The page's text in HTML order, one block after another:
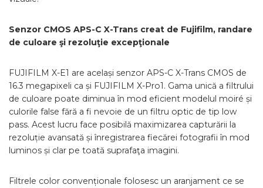
Senzor CMOS APS-C X-Trans creat de Fujifilm, randare
de culoare şi rezoluţie excepţionale
FUJIFILM X-E1 are același senzor APS-C X-Trans CMOS de
16.3 megapixeli ca și FUJIFILM X-Pro1. Gama unică a filtrului
de culoare poate diminua în mod eficient modelul moiré și
culorile false fără a fi nevoie de un filtru optic de tip low
pass. Acest lucru face posibilă maximizarea capturării la
rezoluție avansată și înregistrarea fiecărei fotografii în mod
luminos și clar pe toată suprafaţa imagini.
Filtrele color convenționale folosesc un aranjament ce se